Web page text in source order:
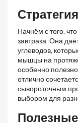
Начнём с того,
завтрака. Она
углеводов,
мышцы на
особенно
отлично
сывороточным
выбором для